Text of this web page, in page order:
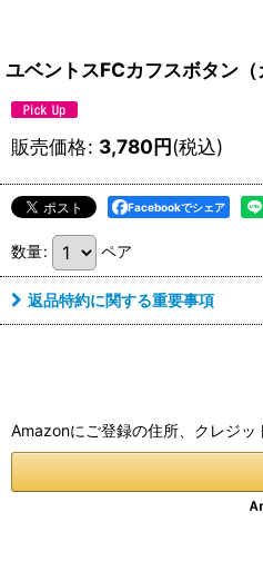
ユベントスFCカフスボタン（
販売価格: 3,780円(税込)
Facebookでシェア
数量: ペア
返品特約に関する重要事項
Amazonにご登録の住所、クレジ